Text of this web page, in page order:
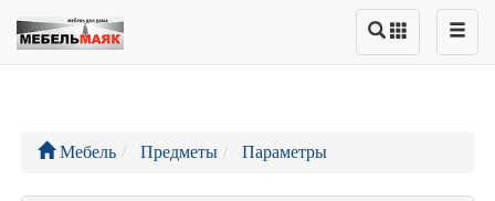
Мебель Предметы Параметры